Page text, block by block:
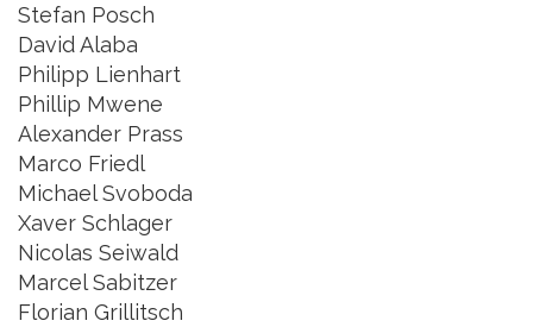
Stefan Posch
David Alaba
Philipp Lienhart
Phillip Mwene
Alexander Prass
Marco Friedl
Michael Svoboda
Xaver Schlager
Nicolas Seiwald
Marcel Sabitzer
Florian Grillitsch